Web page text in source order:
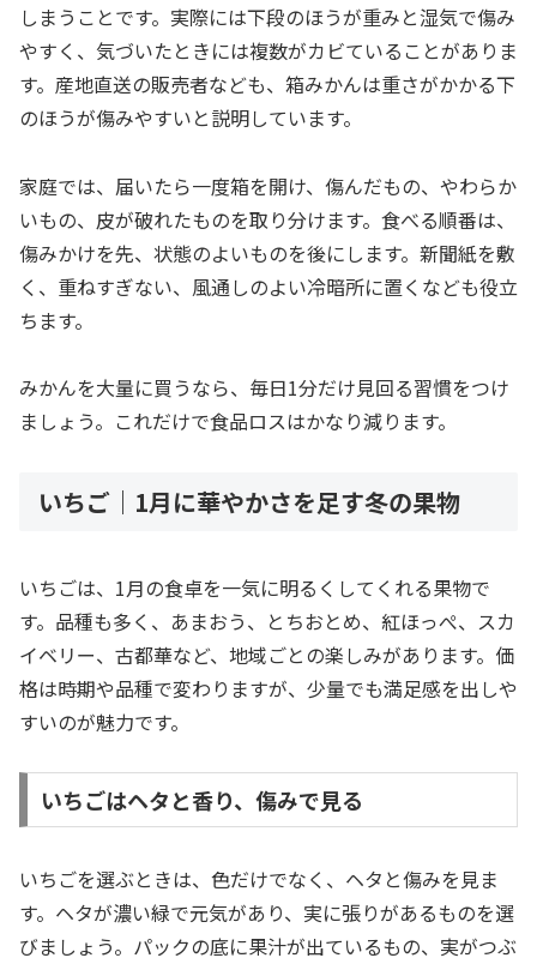
しまうことです。実際には下段のほうが重みと湿気で傷み
やすく、気づいたときには複数がカビていることがありま
す。産地直送の販売者なども、箱みかんは重さがかかる下
のほうが傷みやすいと説明しています。
家庭では、届いたら一度箱を開け、傷んだもの、やわらか
いもの、皮が破れたものを取り分けます。食べる順番は、
傷みかけを先、状態のよいものを後にします。新聞紙を敷
く、重ねすぎない、風通しのよい冷暗所に置くなども役立
ちます。
みかんを大量に買うなら、毎日1分だけ見回る習慣をつけ
ましょう。これだけで食品ロスはかなり減ります。
いちご｜1月に華やかさを足す冬の果物
いちごは、1月の食卓を一気に明るくしてくれる果物で
す。品種も多く、あまおう、とちおとめ、紅ほっぺ、スカ
イベリー、古都華など、地域ごとの楽しみがあります。価
格は時期や品種で変わりますが、少量でも満足感を出しや
すいのが魅力です。
いちごはヘタと香り、傷みで見る
いちごを選ぶときは、色だけでなく、ヘタと傷みを見ま
す。ヘタが濃い緑で元気があり、実に張りがあるものを選
びましょう。パックの底に果汁が出ているもの、実がつぶ